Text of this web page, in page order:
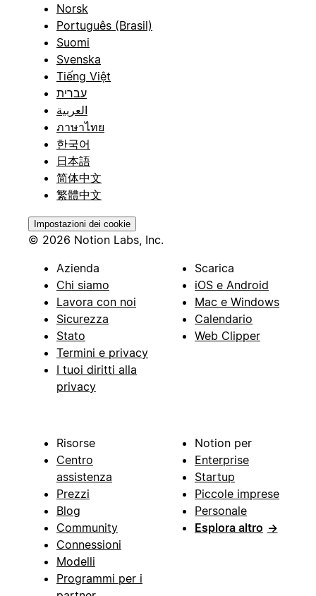
Norsk
Português (Brasil)
Suomi
Svenska
Tiếng Việt
עברית
العربية
ภาษาไทย
한국어
日本語
简体中文
繁體中文
Impostazioni dei cookie
© 2026 Notion Labs, Inc.
Azienda
Chi siamo
Lavora con noi
Sicurezza
Stato
Termini e privacy
I tuoi diritti alla
privacy
Scarica
iOS e Android
Mac e Windows
Calendario
Web Clipper
Risorse
Centro
assistenza
Prezzi
Blog
Community
Connessioni
Modelli
Programmi per i
Notion per
Enterprise
Startup
Piccole imprese
Personale
Esplora altro →